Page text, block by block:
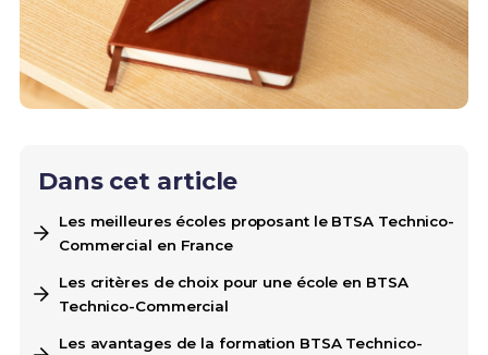
Dans cet article
Les meilleures écoles proposant le BTSA Technico-
Commercial en France
Les critères de choix pour une école en BTSA
Technico-Commercial
Les avantages de la formation BTSA Technico-